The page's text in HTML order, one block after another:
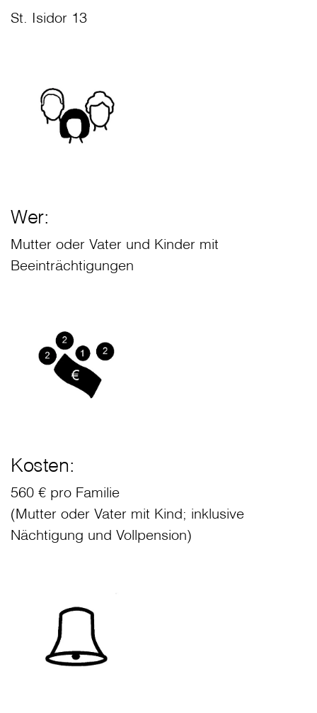
St. Isidor 13
Wer:
Mutter oder Vater und Kinder mit
Beeinträchtigungen
Kosten:
560 € pro Familie
(Mutter oder Vater mit Kind; inklusive
Nächtigung und Vollpension)